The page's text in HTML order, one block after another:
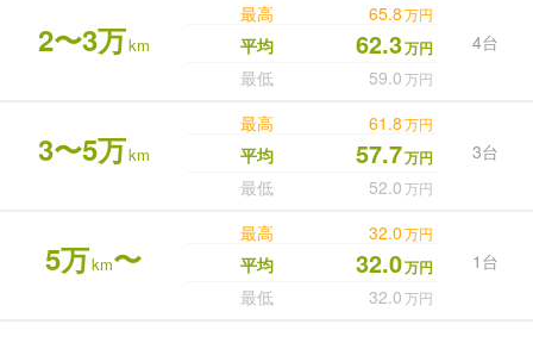
2〜3万km
最高 65.8万円
4台
平均 62.3万円
最低 59.0万円
3〜5万km
最高 61.8万円
3台
平均 57.7万円
最低 52.0万円
5万km〜
最高 32.0万円
1台
平均 32.0万円
最低 32.0万円